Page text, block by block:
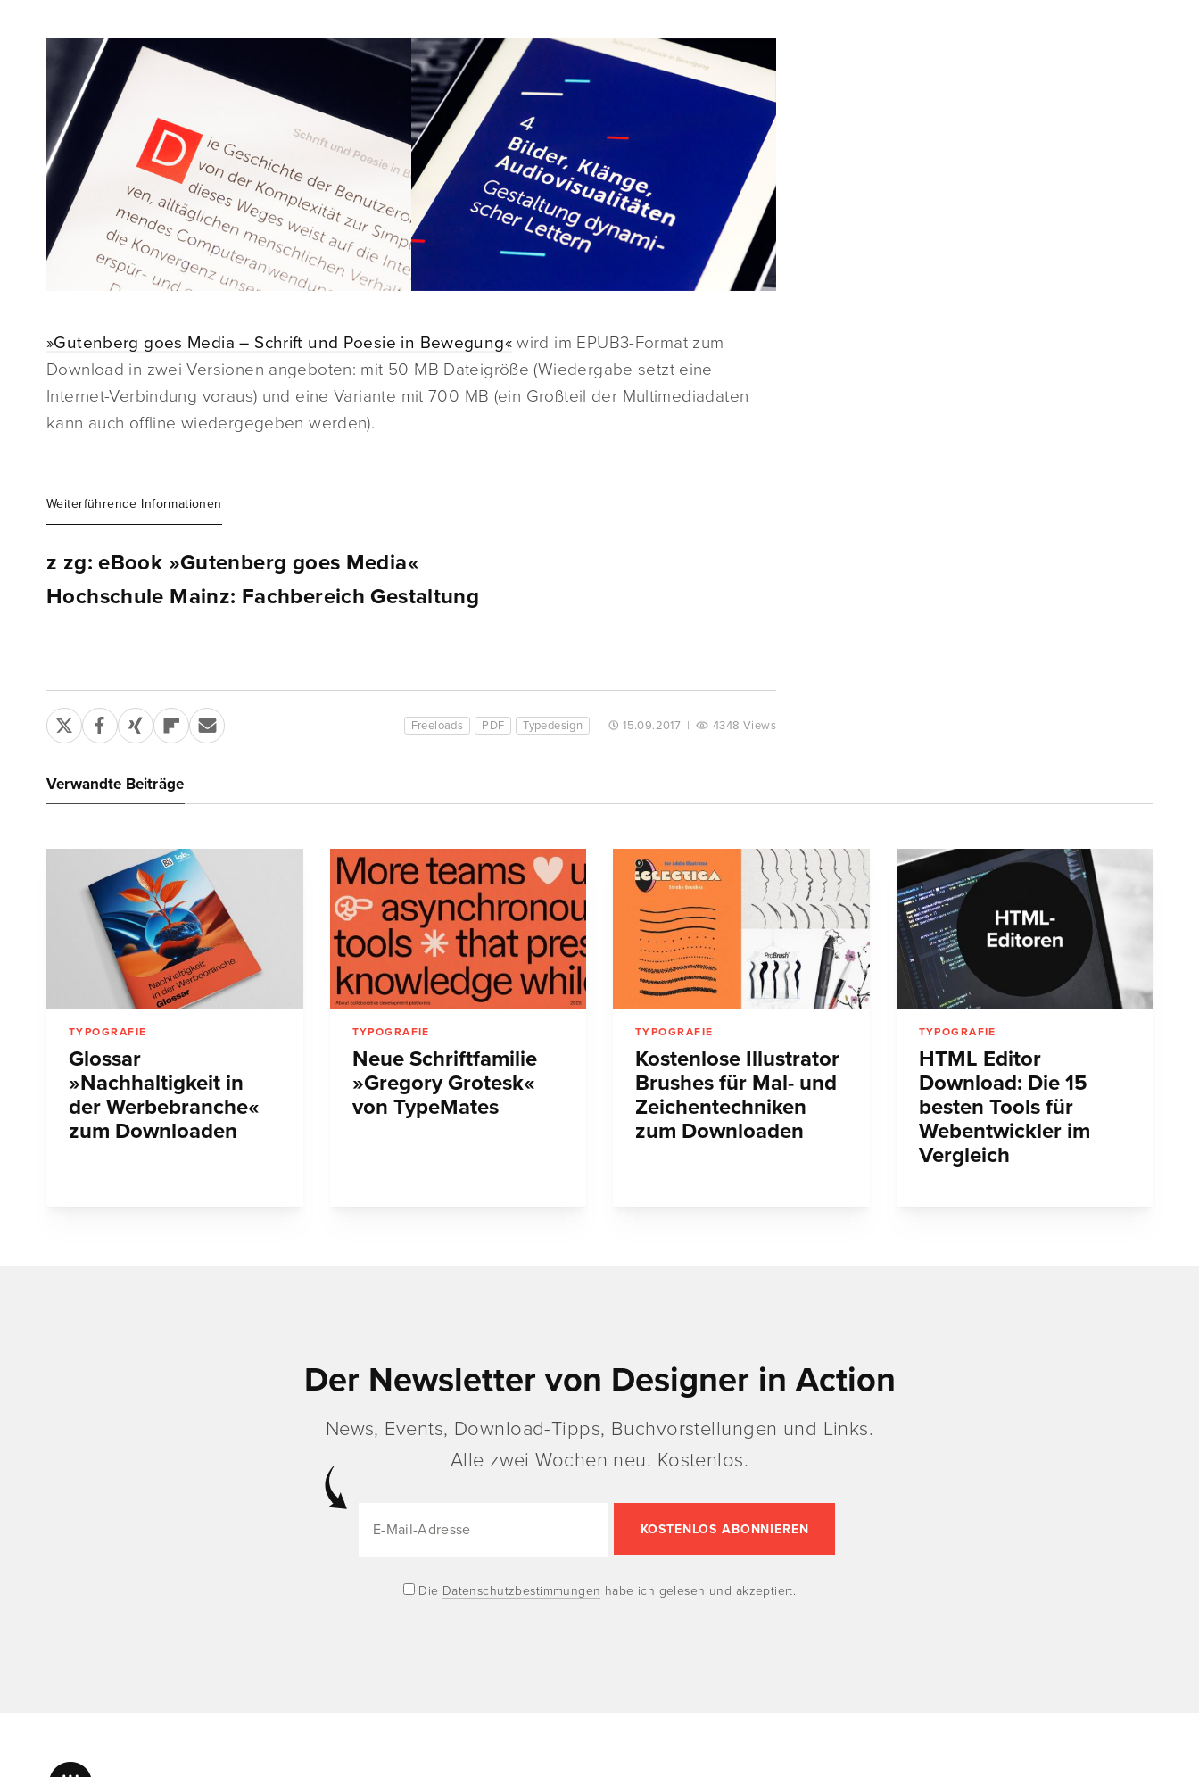
»Gutenberg goes Media – Schrift und Poesie in Bewegung«wird im EPUB3-Format zum
Download in zwei Versionen angeboten: mit 50 MB Dateigröße (Wiedergabe setzt eine
Internet-Verbindung voraus) und eine Variante mit 700 MB (ein Großteil der Multimediadaten
kann auch offline wiedergegeben werden).
Weiterführende Informationen
z zg: eBook »Gutenberg goes Media«
Hochschule Mainz: Fachbereich Gestaltung
Freeloads PDF Typedesign 15.09.2017 | 4348 Views
Verwandte Beiträge
TYPOGRAFIE
Glossar
»Nachhaltigkeit in
der Werbebranche«
zum Downloaden
TYPOGRAFIE
Neue Schriftfamilie
»Gregory Grotesk«
von TypeMates
TYPOGRAFIE
Kostenlose Illustrator
Brushes für Mal- und
Zeichentechniken
zum Downloaden
TYPOGRAFIE
HTML Editor
Download: Die 15
besten Tools für
Webentwickler im
Vergleich
Der Newsletter von Designer in Action
News, Events, Download-Tipps, Buchvorstellungen und Links.
Alle zwei Wochen neu. Kostenlos.
Die Datenschutzbestimmungen habe ich gelesen und akzeptiert.